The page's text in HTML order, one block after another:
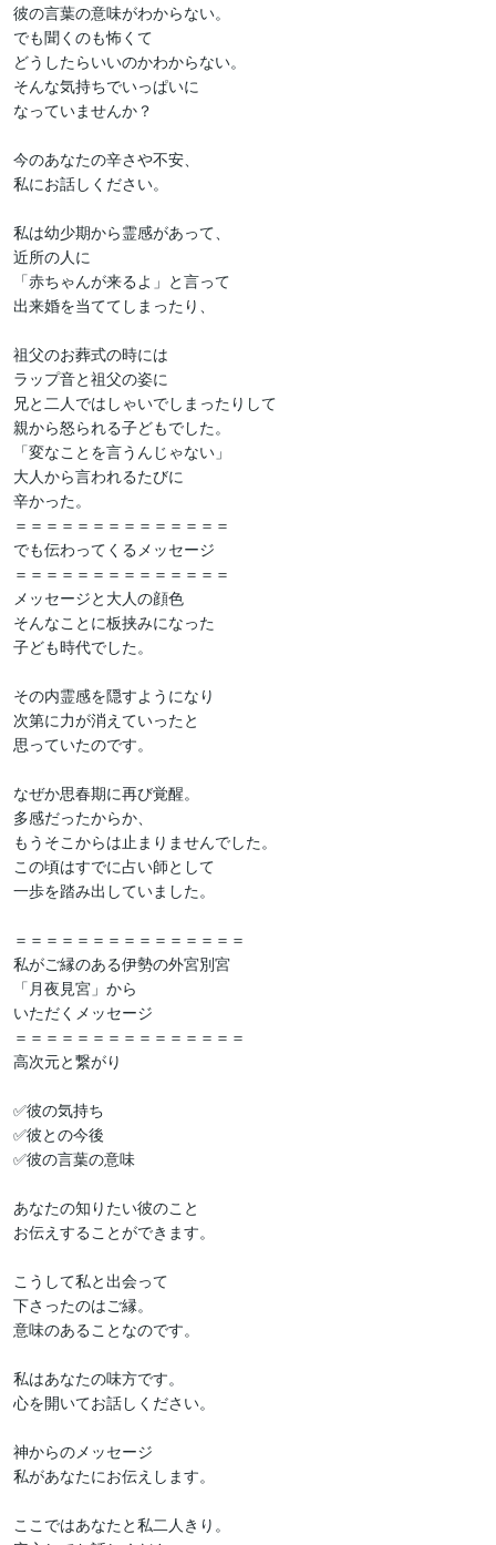
彼の言葉の意味がわからない。
でも聞くのも怖くて
どうしたらいいのかわからない。
そんな気持ちでいっぱいに
なっていませんか？
今のあなたの辛さや不安、
私にお話しください。
私は幼少期から霊感があって、
近所の人に
「赤ちゃんが来るよ」と言って
出来婚を当ててしまったり、
祖父のお葬式の時には
ラップ音と祖父の姿に
兄と二人ではしゃいでしまったりして
親から怒られる子どもでした。
「変なことを言うんじゃない」
大人から言われるたびに
辛かった。
＝＝＝＝＝＝＝＝＝＝＝＝＝＝
でも伝わってくるメッセージ
＝＝＝＝＝＝＝＝＝＝＝＝＝＝
メッセージと大人の顔色
そんなことに板挟みになった
子ども時代でした。
その内霊感を隠すようになり
次第に力が消えていったと
思っていたのです。
なぜか思春期に再び覚醒。
多感だったからか、
もうそこからは止まりませんでした。
この頃はすでに占い師として
一歩を踏み出していました。
＝＝＝＝＝＝＝＝＝＝＝＝＝＝＝
私がご縁のある伊勢の外宮別宮
「月夜見宮」から
いただくメッセージ
＝＝＝＝＝＝＝＝＝＝＝＝＝＝＝
高次元と繋がり
✅彼の気持ち
✅彼との今後
✅彼の言葉の意味
あなたの知りたい彼のこと
お伝えすることができます。
こうして私と出会って
下さったのはご縁。
意味のあることなのです。
私はあなたの味方です。
心を開いてお話しください。
神からのメッセージ
私があなたにお伝えします。
ここではあなたと私二人きり。